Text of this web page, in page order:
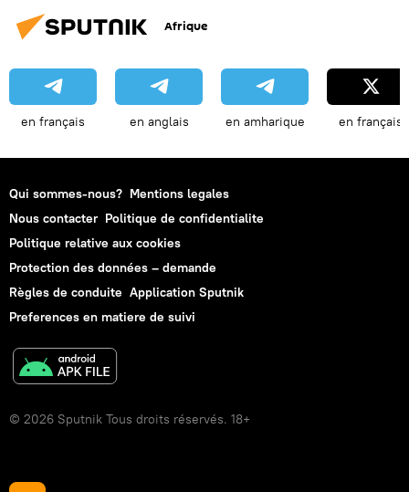
Afrique
en français en anglais en amharique en français
Qui sommes-nous? Mentions legales
Nous contacter Politique de confidentialite
Politique relative aux cookies
Protection des données – demande
Règles de conduite Application Sputnik
Preferences en matiere de suivi
© 2026 Sputnik Tous droits réservés. 18+